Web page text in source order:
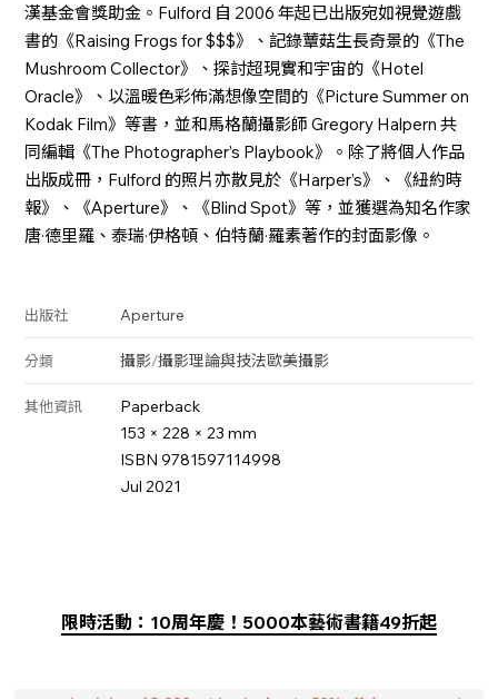
漢基金會獎助金。Fulford 自 2006 年起已出版宛如視覺遊戲
書的《Raising Frogs for $$$》、記錄蕈菇生長奇景的《The
Mushroom Collector》、探討超現實和宇宙的《Hotel
Oracle》、以溫暖色彩佈滿想像空間的《Picture Summer on
Kodak Film》等書，並和馬格蘭攝影師 Gregory Halpern 共
同編輯《The Photographer’s Playbook》。除了將個人作品
出版成冊，Fulford 的照片亦散見於《Harper’s》、《紐約時
報》、《Aperture》、《Blind Spot》等，並獲選為知名作家
唐·德里羅、泰瑞·伊格頓、伯特蘭·羅素著作的封面影像。
出版社 Aperture
分類 攝影/攝影理論與技法歐美攝影
其他資訊
Paperback
153 × 228 × 23 mm
ISBN 9781597114998
Jul 2021
限時活動：10周年慶！5000本藝術書籍49折起